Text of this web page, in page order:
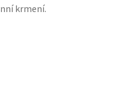
masa, bez obilovin
krmení.